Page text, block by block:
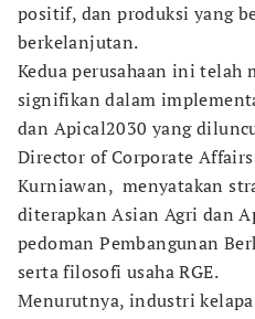
positif, dan produksi yang
berkelanjutan.
Kedua perusahaan ini telah
signifikan dalam
dan Apical2030 yang
Director of Corporate Affairs
Kurniawan, menyatakan
diterapkan Asian Agri dan
pedoman Pembangunan
serta filosofi usaha RGE.
Menurutnya, industri